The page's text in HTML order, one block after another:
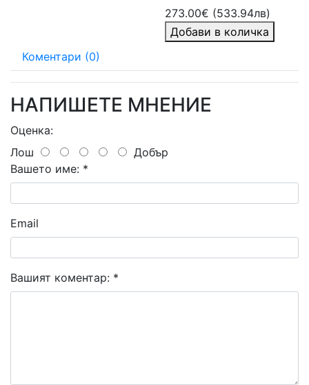
273.00€ (533.94лв)
Добави в количка
Коментари (0)
НАПИШЕТЕ МНЕНИЕ
Оценка:
Лош
Добър
Вашето име: *
Email
Вашият коментар: *